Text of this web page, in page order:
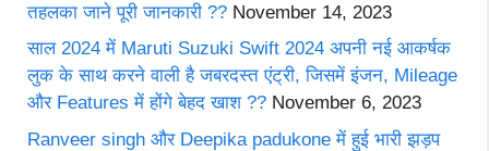
तहलका जाने पूरी जानकारी ?? November 14, 2023
साल 2024 में Maruti Suzuki Swift 2024 अपनी नई आकर्षक
लुक के साथ करने वाली है जबरदस्त एंट्री, जिसमें इंजन, Mileage
और Features में होंगे बेहद खाश ?? November 6, 2023
Ranveer singh और Deepika padukone में हुई भारी झड़प